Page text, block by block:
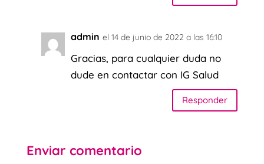
admin el 14 de junio de 2022 a las 16:10
Gracias, para cualquier duda no
dude en contactar con IG Salud
Responder
Enviar comentario